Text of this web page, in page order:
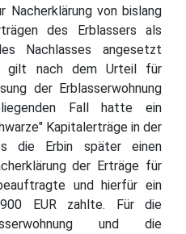
Nacherklärung von bislang
des Erblassers als
Nachlasses angesetzt
gilt nach dem Urteil für
der Erblasserwohnung
Fall hatte ein
Kapitalerträge in der
die Erbin später einen
der Erträge für
und hierfür ein
EUR zahlte. Für die
und die